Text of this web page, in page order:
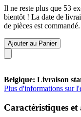
Il ne reste plus que 53
bientôt ! La date de
de pièces est commandé.
Ajouter au Panier
Belgique: Livraison
Plus d'informations sur
Caractéristiques et